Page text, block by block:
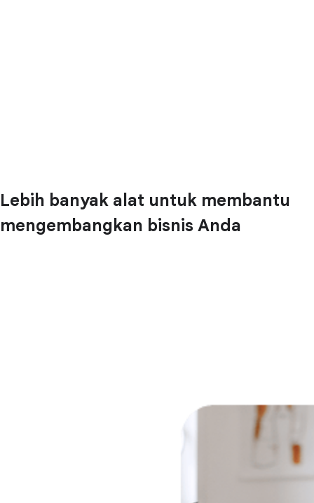
Lebih banyak alat untuk membantu
mengembangkan bisnis Anda